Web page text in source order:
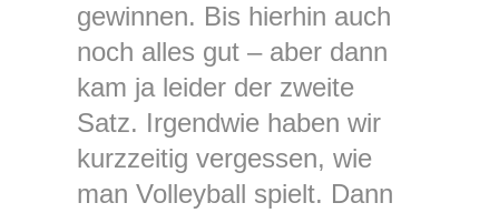
gewinnen. Bis hierhin auch
noch alles gut – aber dann
kam ja leider der zweite
Satz. Irgendwie haben wir
kurzzeitig vergessen, wie
man Volleyball spielt. Dann